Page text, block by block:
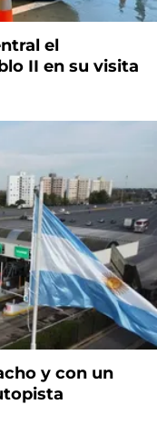
el
II en su visita
y con un